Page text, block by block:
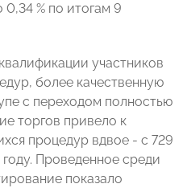
% по итогам 9
участников
более качественную
с переходом полностью
торгов привело к
процедур вдвое - с 729
Проведенное среди
показало